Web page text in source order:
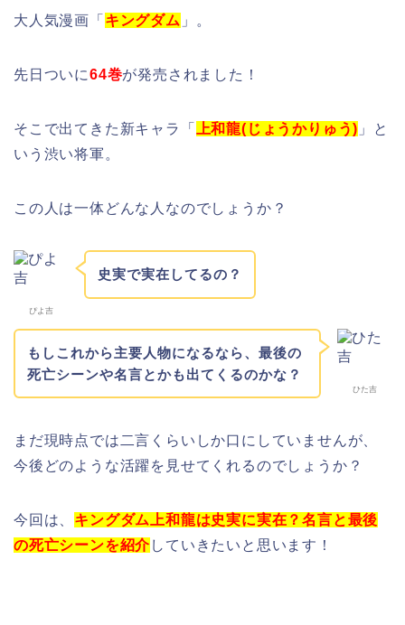
大人気漫画「 キングダム 」。
先日ついに64巻が発売されました！
そこで出てきた新キャラ「 上和龍(じょうかりゅう) 」と
いう渋い将軍。
この人は一体どんな人なのでしょうか？
ぴよ吉
史実で実在してるの？
ひた吉
もしこれから主要人物になるなら、最後の
死亡シーンや名言とかも出てくるのかな？
まだ現時点では二言くらいしか口にしていませんが、
今後どのような活躍を見せてくれるのでしょうか？
今回は、 キングダム上和龍は史実に実在？名言と最後
の死亡シーンを紹介していきたいと思います！